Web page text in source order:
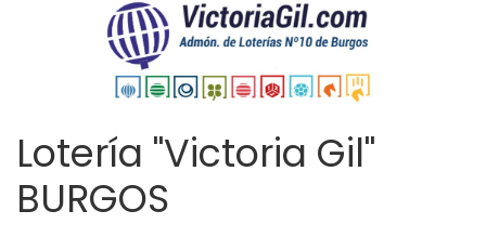
Lotería "Victoria Gil"
BURGOS